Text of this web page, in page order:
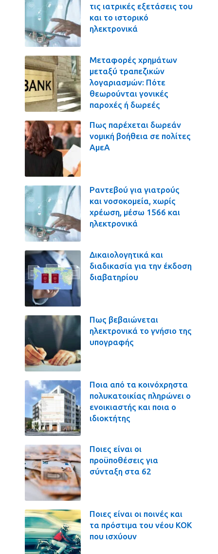
τις ιατρικές εξετάσεις του
και το ιστορικό
ηλεκτρονικά
Μεταφορές χρημάτων
μεταξύ τραπεζικών
λογαριασμών: Πότε
θεωρούνται γονικές
παροχές ή δωρεές
Πως παρέχεται δωρεάν
νομική βοήθεια σε πολίτες
ΑμεΑ
Ραντεβού για γιατρούς
και νοσοκομεία, χωρίς
χρέωση, μέσω 1566 και
ηλεκτρονικά
Δικαιολογητικά και
διαδικασία για την έκδοση
διαβατηρίου
Πως βεβαιώνεται
ηλεκτρονικά το γνήσιο της
υπογραφής
Ποια από τα κοινόχρηστα
πολυκατοικίας πληρώνει ο
ενοικιαστής και ποια ο
ιδιοκτήτης
Ποιες είναι οι
προϋποθέσεις για
σύνταξη στα 62
Ποιες είναι οι ποινές και
τα πρόστιμα του νέου ΚΟΚ
που ισχύουν